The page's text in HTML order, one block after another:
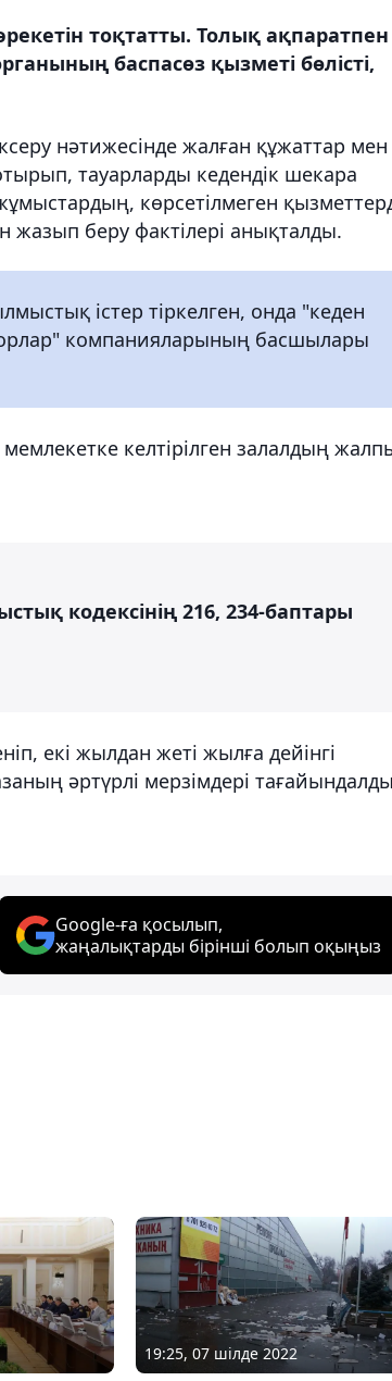
тоқтатты. Толық ақпаратпен
баспасөз қызметі бөлісті,
нәтижесінде жалған құжаттар мен
тауарларды кедендік шекара
көрсетілмеген
беру фактілері анықталды.
істер тіркелген, онда "кеден
компанияларының басшылары
келтірілген залалдың
кодексінің 216, 234-баптары
екі жылдан жеті жылға дейінгі
әртүрлі мерзімдері
Google-ға қосылып,
жаңалықтарды бірінші болып оқыңыз
19:25, 07 шілде 2022